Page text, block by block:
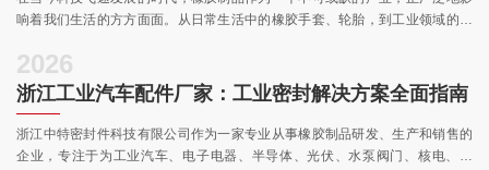
响着我们生活的方方面面。从日常生活中的橡胶手套、轮胎，到工业领域的密
角色。浙江中特密封件科技有限公司作为橡胶制品行业的一员，也在这片广阔
的市场中不断探索和发展。
2026
浙江工业汽车配件厂家：工业密封解决方案全面指南
浙江中特密封件科技有限公司作为一家专业从事橡胶制品研发、生产和销售的
企业，专注于为工业汽车、电子电器、半导体、光伏、水泵阀门、核电、电